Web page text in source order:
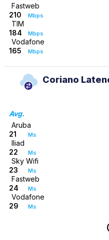
Fastweb
210
Mbps
TIM
184
Mbps
Vodafone
165
Mbps
Coriano
Avg.
Aruba
21
Ms
Iliad
22
Ms
Sky Wifi
23
Ms
Fastweb
24
Ms
Vodafone
29
Ms